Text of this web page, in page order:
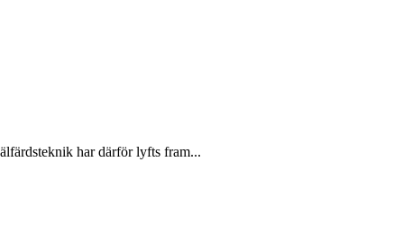
har därför lyfts fram...